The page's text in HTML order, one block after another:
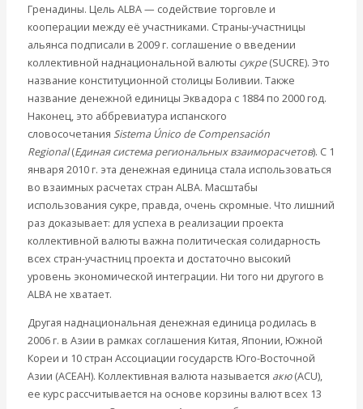
Гренадины. Цель ALBA — содействие торговле и
кооперации между её участниками. Страны-участницы
альянса подписали в 2009 г. соглашение о введении
коллективной наднациональной валюты сукре(SUCRE). Это
название конституционной столицы Боливии. Также
название денежной единицы Эквадора с 1884 по 2000 год.
Наконец, это аббревиатура испанского
словосочетания Sistema Único de Compensación
Regional(Единая система региональных взаиморасчетов). С 1
января 2010 г. эта денежная единица стала использоваться
во взаимных расчетах стран ALBA. Масштабы
использования сукре, правда, очень скромные. Что лишний
раз доказывает: для успеха в реализации проекта
коллективной валюты важна политическая солидарность
всех стран-участниц проекта и достаточно высокий
уровень экономической интеграции. Ни того ни другого в
ALBA не хватает.
Другая наднациональная денежная единица родилась в
2006 г. в Азии в рамках соглашения Китая, Японии, Южной
Кореи и 10 стран Ассоциации государств Юго-Восточной
Азии (АСЕАН). Коллективная валюта называется акю(ACU),
ее курс рассчитывается на основе корзины валют всех 13